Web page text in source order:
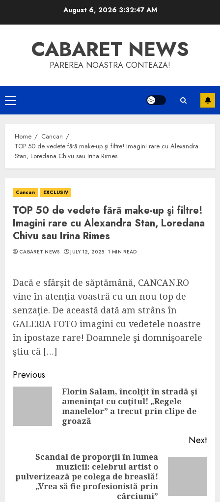
August 6, 2026 3:32:47 AM
CABARET NEWS
PAREREA NOASTRA CONTEAZA!
Primary
Menu
Home
Cancan
TOP 50 de vedete fără make-up şi filtre! Imagini rare cu Alexandra
Stan, Loredana Chivu sau Irina Rimes
Cancan EXCLUSIV
TOP 50 de vedete fără make-up şi filtre!
Imagini rare cu Alexandra Stan, Loredana
Chivu sau Irina Rimes
CABARET NEWS JULY 12, 2025 1 MIN READ
Dacă e sfârșit de săptămână, CANCAN.RO
vine în atenția voastră cu un nou top de
senzaţie. De această dată am strâns în
GALERIA FOTO imagini cu vedetele noastre
în ipostaze rare! Doamnele şi domnişoarele
ştiu că […]
Continue
Reading
Previous
Florin Salam, încolţit în stradă şi
ameninţat cu cuţitul! „Regele
manelelor” a trecut prin clipe de
groază
Next
Next
Scandal de proporţii în lumea
muzicii: celebrul artist o
pulverizează pe colega de breaslă!
„Vrea să fie profesionistă prin
cârciumi”